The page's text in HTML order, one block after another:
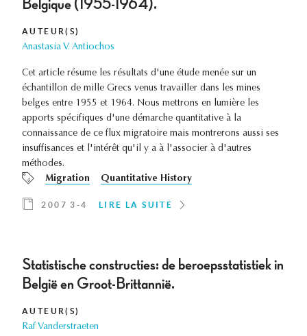
Belgique (1955-1964).
AUTEUR(S)
Anastasia V. Antiochos
Cet article résume les résultats d'une étude menée sur un
échantillon de mille Grecs venus travailler dans les mines
belges entre 1955 et 1964. Nous mettrons en lumière les
apports spécifiques d'une démarche quantitative à la
connaissance de ce flux migratoire mais montrerons aussi ses
insuffisances et l'intérêt qu'il y a à l'associer à d'autres
méthodes.
Migration
Quantitative History
2007 3-4 LIRE LA SUITE
Statistische constructies: de beroepsstatistiek in
België en Groot-Brittannië.
AUTEUR(S)
Raf Vanderstraeten